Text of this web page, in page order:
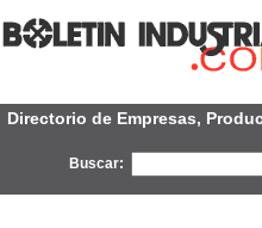
Directorio de Empresas,
Buscar: